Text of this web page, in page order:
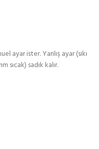
ayar ister. Yanlış ayar (sıkı
sadık kalır.